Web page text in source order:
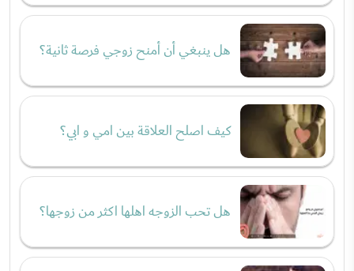
هل ينبغي أن أمنح زوجي فرصة ثانية؟
كيف اصلح العلاقة بين امي و ابي؟
هل تحب الزوجه اهلها اكثر من زوجها؟